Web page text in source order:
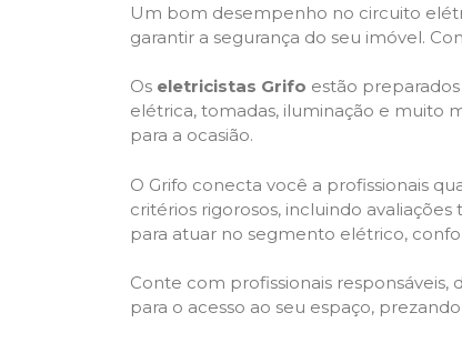
Um bom desempenho no circuito
garantir a segurança do seu imóvel.
Os eletricistas Grifo estão
elétrica, tomadas, iluminação e muito
para a ocasião.
O Grifo conecta você a profissionais
critérios rigorosos, incluindo
para atuar no segmento elétrico,
Conte com profissionais
para o acesso ao seu espaço,